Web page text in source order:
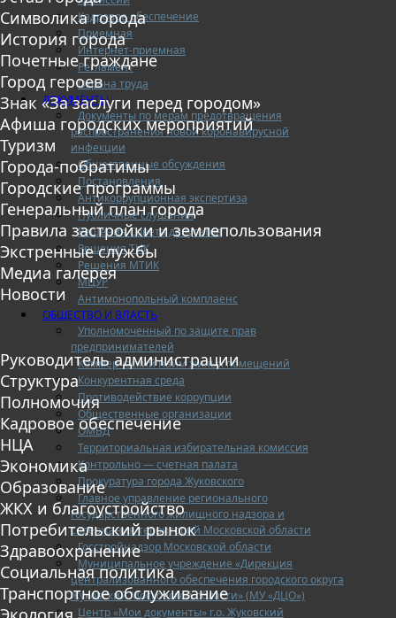
Кадровое обеспечение
Приемная
Интернет-приемная
Регламент
Охрана труда
ДОКУМЕНТЫ
Документы по мерам предотвращения
распространения новой коронавирусной
инфекции
Общественные обсуждения
Постановления
Антикоррупционная экспертиза
Публичные слушания
Решения Совета депутатов
Решения ТИК
Решения МТИК
МЦУР
Антимонопольный комплаенс
ОБЩЕСТВО И ВЛАСТЬ
Уполномоченный по защите прав
предпринимателей
Коммерческий найм жилых помещений
Конкурентная среда
Противодействие коррупции
Общественные организации
ОМВД
Территориальная избирательная комиссия
Контрольно — счетная палата
Прокуратура города Жуковского
Главное управление регионального
государственного жилищного надзора и
содержания территорий Московской области
Госстройнадзор Московской области
Муниципальное учреждение «Дирекция
централизованного обеспечения городского округа
Жуковский Московской области» (МУ «ДЦО»)
Центр «Мои документы» г.о. Жуковский
Символика города
История города
Почетные граждане
Город героев
Знак «За заслуги перед городом»
Афиша городских мероприятий
Туризм
Города-побратимы
Городские программы
Генеральный план города
Правила застройки и землепользования
Экстренные службы
Медиа галерея
Новости
Руководитель администрации
Структура
Полномочия
Кадровое обеспечение
НЦА
Экономика
Образование
ЖКХ и благоустройство
Потребительский рынок
Здравоохранение
Социальная политика
Транспортное обслуживание